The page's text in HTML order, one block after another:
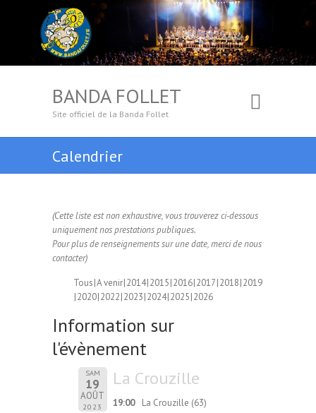
BANDA FOLLET
Site officiel de la Banda Follet
Calendrier
(Cette liste est non exhaustive, vous trouverez ci-dessous
uniquement nos prestations publiques.
Pour plus de renseignements sur une date, merci de nous
contacter)
Tous A venir 2014 2015 2016 2017 2018 2019
2020 2022 2023 2024 2025 2026
Information sur
l'évènement
SAM
19
AOÛT
2023
La Crouzille
19:00 La Crouzille (63)